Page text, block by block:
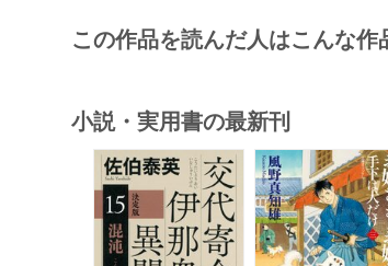
この作品を読んだ人はこんな作
小説・実用書の最新刊
o
s